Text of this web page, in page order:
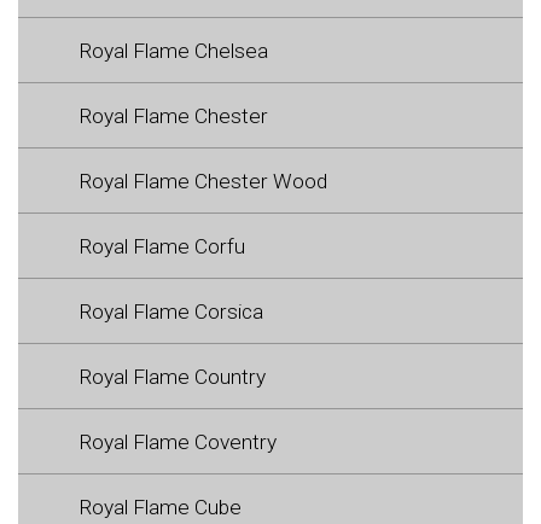
Royal Flame Chelsea
Royal Flame Chester
Royal Flame Chester Wood
Royal Flame Corfu
Royal Flame Corsica
Royal Flame Country
Royal Flame Coventry
Royal Flame Cube